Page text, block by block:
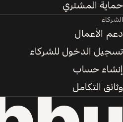
حماية المشتري
الشركاء
دعم الأعمال
تسجيل الدخول للشركاء
إنشاء حساب
وثائق التكامل